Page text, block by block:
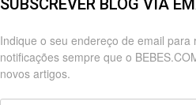
SUBSCREVER BLOG VIA
Indique o seu endereço de email para
notificações sempre que o
novos artigos.